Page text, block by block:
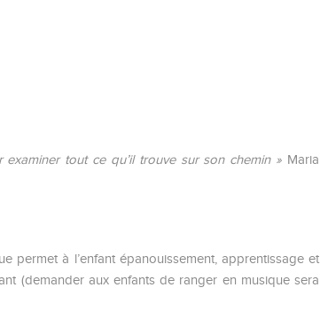
tout ce qu’il trouve sur son chemin » Maria
permet à l’enfant épanouissement, apprentissage et
(demander aux enfants de ranger en musique sera